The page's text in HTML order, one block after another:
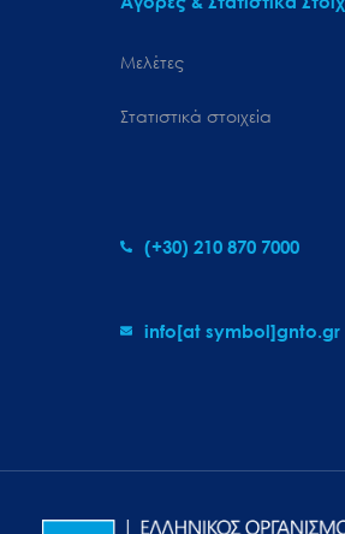
Μελέτες
Στατιστικά στοιχεία
(+30) 210 870 7000
info[at symbol]gnto.gr